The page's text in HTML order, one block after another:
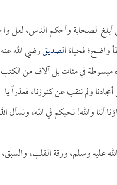
الصحابة وأحكم الناس، لعل
واضح؛ فحياةالصديقرضي الله عنه
مبسوطة في مئات بل آلاف من
ولم ننقب عن كنوزنا، فعذراً يا
والله! نحبكم في الله، ونسأل
عليه وسلم، ورقة القلب، والسبق،